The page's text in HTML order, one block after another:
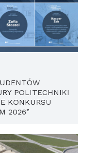
POLITECHNIKI
KONKURSU
2026”